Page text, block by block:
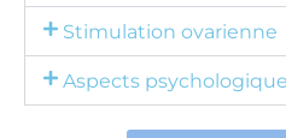
Stimulation ovarienne
Aspects